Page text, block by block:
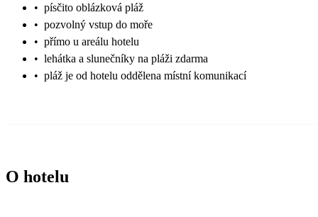
• písčito oblázková pláž
• pozvolný vstup do moře
• přímo u areálu hotelu
• lehátka a slunečníky na pláži zdarma
• pláž je od hotelu oddělena místní komunikací
O hotelu